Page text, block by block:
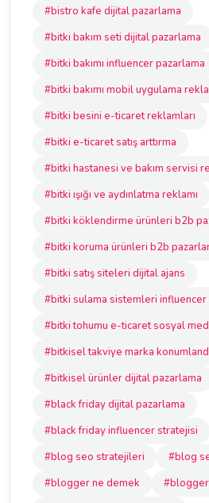
#bistro kafe dijital pazarlama
#bitki bakım seti dijital pazarlama
#bitki bakımı influencer pazarlama
#bitki bakımı mobil uygulama
#bitki besini e-ticaret reklamları
#bitki e-ticaret satış arttırma
#bitki hastanesi ve bakım servisi
#bitki ışığı ve aydınlatma reklamı
#bitki köklendirme ürünleri b2b
#bitki koruma ürünleri b2b
#bitki satış siteleri dijital ajans
#bitki sulama sistemleri influencer
#bitki tohumu e-ticaret sosyal
#bitkisel takviye marka
#bitkisel ürünler dijital pazarlama
#black friday dijital pazarlama
#black friday influencer stratejisi
#blog seo stratejileri
#blog
#blogger ne demek